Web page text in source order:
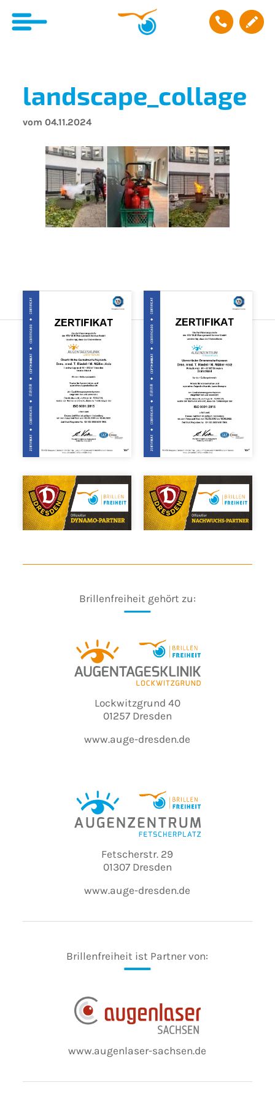
landscape_collage
vom 04.11.2024
Brillenfreiheit gehört zu:
Lockwitzgrund 40
01257 Dresden
www.auge-dresden.de
Fetscherstr. 29
01307 Dresden
www.auge-dresden.de
Brillenfreiheit ist Partner von:
www.augenlaser-sachsen.de